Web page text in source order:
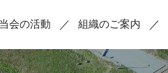
当会の活動 組織のご案内